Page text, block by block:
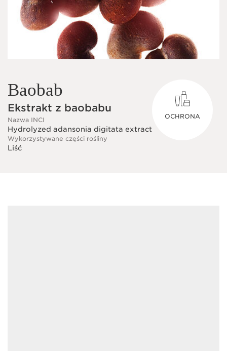
Baobab
Ekstrakt z baobabu
Nazwa INCI
Hydrolyzed adansonia digitata extract
Wykorzystywane części rośliny
Liść
OCHRONA